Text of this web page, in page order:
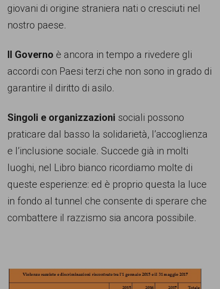
giovani di origine straniera nati o cresciuti nel
nostro paese.
Il Governo è ancora in tempo a rivedere gli
accordi con Paesi terzi che non sono in grado di
garantire il diritto di asilo.
Singoli e organizzazioni sociali possono
praticare dal basso la solidarietà, l’accoglienza
e l’inclusione sociale. Succede già in molti
luoghi, nel Libro bianco ricordiamo molte di
queste esperienze: ed è proprio questa la luce
in fondo al tunnel che consente di sperare che
combattere il razzismo sia ancora possibile.